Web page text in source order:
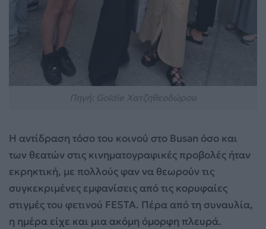
Η αντίδραση τόσο του κοινού στο Busan όσο και
των θεατών στις κινηματογραφικές προβολές ήταν
εκρηκτική, με πολλούς φαν να θεωρούν τις
συγκεκριμένες εμφανίσεις από τις κορυφαίες
στιγμές του φετινού FESTA. Πέρα από τη συναυλία,
η ημέρα είχε και μια ακόμη όμορφη πλευρά.